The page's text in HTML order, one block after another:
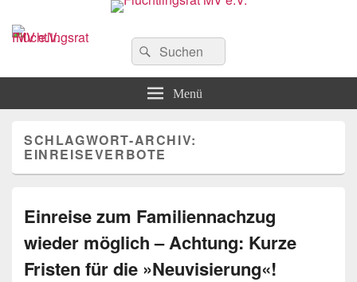
Flüchtlingsrat MV e.V.
Schwerin
Suchen
nach:
Suchen
Menü
SCHLAGWORT-ARCHIV:
EINREISEVERBOTE
Einreise zum Familiennachzug
wieder möglich – Achtung: Kurze
Fristen für die »Neuvisierung«!